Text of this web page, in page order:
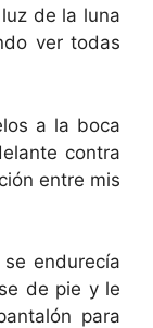
de la luna
ver todas
a la boca
contra
entre mis
endurecía
de pie y le
para